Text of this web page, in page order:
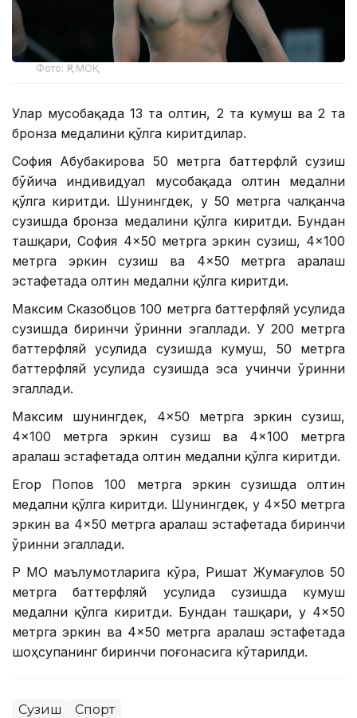
Фото: ҚР МОҚ
Улар мусобақада 13 та олтин, 2 та кумуш ва 2 та
бронза медалини қўлга киритдилар.
София Абубакирова 50 метрга баттерфлй сузиш
бўйича индивидуал мусобақада олтин медални
қўлга киритди. Шунингдек, у 50 метрга чалқанча
сузишда бронза медалини қўлга киритди. Бундан
ташқари, София 4×50 метрга эркин сузиш, 4×100
метрга эркин сузиш ва 4×50 метрга аралаш
эстафетада олтин медални қўлга киритди.
Максим Сказобцов 100 метрга баттерфляй усулида
сузишда биринчи ўринни эгаллади. У 200 метрга
баттерфляй усулида сузишда кумуш, 50 метрга
баттерфляй усулида сузишда эса учинчи ўринни
эгаллади.
Максим шунингдек, 4×50 метрга эркин сузиш,
4×100 метрга эркин сузиш ва 4×100 метрга
аралаш эстафетада олтин медални қўлга киритди.
Егор Попов 100 метрга эркин сузишда олтин
медални қўлга киритди. Шунингдек, у 4×50 метрга
эркин ва 4×50 метрга аралаш эстафетада биринчи
ўринни эгаллади.
ҚР МОҚ маълумотларига кўра, Ришат Жумағулов 50
метрга баттерфляй усулида сузишда кумуш
медални қўлга киритди. Бундан ташқари, у 4×50
метрга эркин ва 4×50 метрга аралаш эстафетада
шоҳсупанинг биринчи поғонасига кўтарилди.
Сузиш Спорт